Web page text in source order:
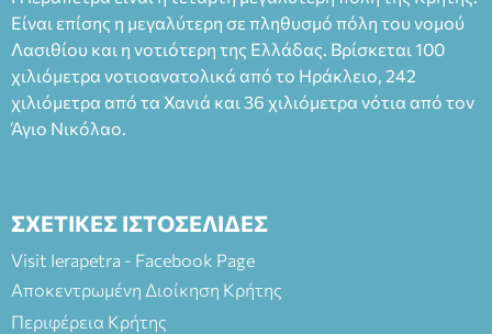
άνω των 65 Προπώληση: Βιβλιοπωλείο Πάπυρος (Πλατεία
Πλαστήρα), E&G Mini market (Δημοκρατίας 39 Ιεράπετρα)
και στο more.com Χώρος: 3ο Γυμνάσιο Ιεράπετρας
(Είσοδος ΕΠΑ.Λ.) Έναρξη 21:15 Οργάνωση: ΚΝΩΣΟΣ
ΘΕΑΤΡΙΚΕΣ ΠΑΡΑΓΩΓΕΣ ΕΕ
Είναι επίσης η μεγαλύτερη σε πληθυσμό πόλη του νομού
Λασιθίου και η νοτιότερη της Ελλάδας. Βρίσκεται 100
χιλιόμετρα νοτιοανατολικά από το Ηράκλειο, 242
χιλιόμετρα από τα Χανιά και 36 χιλιόμετρα νότια από τον
Άγιο Νικόλαο.
ΣΧΕΤΙΚΕΣ ΙΣΤΟΣΕΛΙΔΕΣ
Visit Ierapetra - Facebook Page
Αποκεντρωμένη Διοίκηση Κρήτης
Περιφέρεια Κρήτης